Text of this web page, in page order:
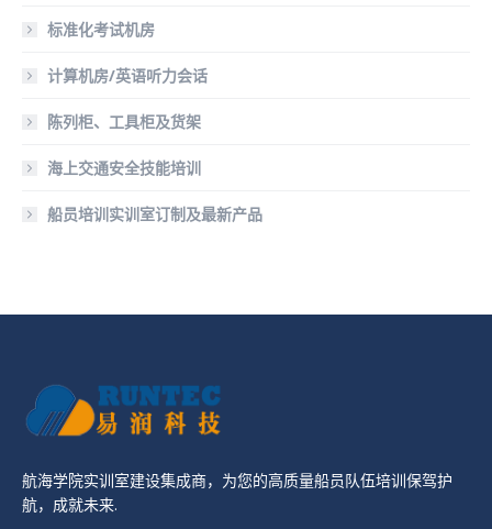
标准化考试机房
计算机房/英语听力会话
陈列柜、工具柜及货架
海上交通安全技能培训
船员培训实训室订制及最新产品
航海学院实训室建设集成商，为您的高质量船员队伍培训保驾护
航，成就未来.